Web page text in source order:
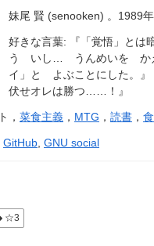
妹尾 賢 (senooken) 。1989
好きな言葉: 『「覚悟」とは
う いし… うんめいを か
イ」と よぶことにした。』
伏せオレは勝つ……！』
， 菜食主義 ， MTG ， 読書 ，
GitHub, GNU social
☆3